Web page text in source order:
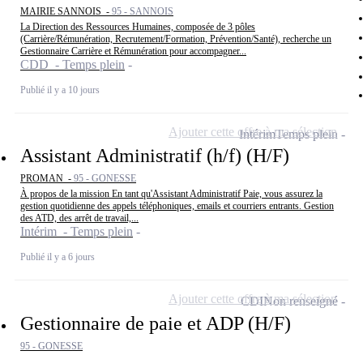
MAIRIE SANNOIS - 95 - SANNOIS
La Direction des Ressources Humaines, composée de 3 pôles
(Carrière/Rémunération, Recrutement/Formation, Prévention/Santé), recherche un
Gestionnaire Carrière et Rémunération pour accompagner...
CDD - Temps plein
Publié il y a 10 jours
Assistant Administratif (h/f) (H/F)
PROMAN - 95 - GONESSE
À propos de la mission En tant qu'Assistant Administratif Paie, vous assurez la
gestion quotidienne des appels téléphoniques, emails et courriers entrants. Gestion
des ATD, des arrêt de travail,...
Intérim - Temps plein
Publié il y a 6 jours
IntérimTemps plein
Ajouter cette offre à ma sélection
Gestionnaire de paie et ADP (H/F)
95 - GONESSE
CDINon renseigné
Ajouter cette offre à ma sélection